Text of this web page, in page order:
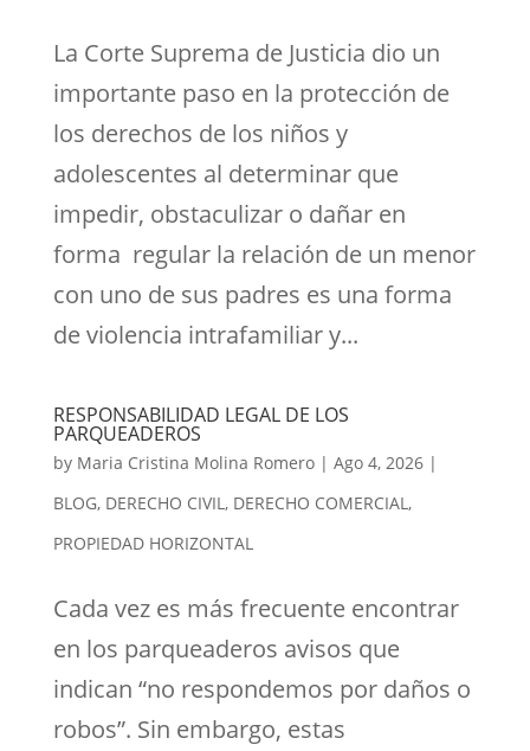
La Corte Suprema de Justicia dio un
importante paso en la protección de
los derechos de los niños y
adolescentes al determinar que
impedir, obstaculizar o dañar en
forma regular la relación de un menor
con uno de sus padres es una forma
de violencia intrafamiliar y...
RESPONSABILIDAD LEGAL DE LOS
PARQUEADEROS
by Maria Cristina Molina Romero| Ago 4, 2026|
BLOG, DERECHO CIVIL, DERECHO COMERCIAL,
PROPIEDAD HORIZONTAL
Cada vez es más frecuente encontrar
en los parqueaderos avisos que
indican “no respondemos por daños o
robos”. Sin embargo, estas